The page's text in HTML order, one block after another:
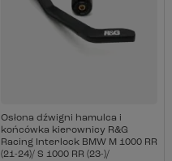
Osłona dźwigni hamulca i
końcówka kierownicy R&G
Racing Interlock BMW M 1000 RR
(21-24)/ S 1000 RR (23-)/